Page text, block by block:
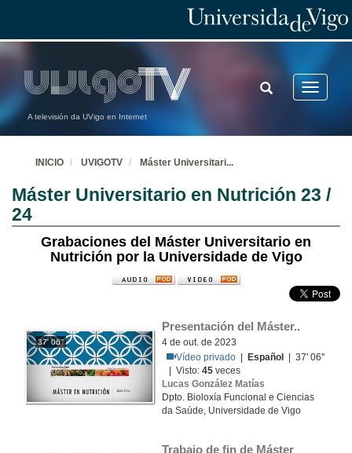
A televisión da UVigo en Internet
Toggle
TOGGLE
SEARCH
INICIO UVIGOTV Máster Universitari...
Máster Universitario en Nutrición 23 /
24
Grabaciones del Máster Universitario en
Nutrición por la Universidade de Vigo
37' 06''
Presentación del Máster..
4 de out. de 2023
Vídeo privado
Español
| 37' 06''
| Visto:45 veces
Lucas González Matías
Dpto. Bioloxía Funcional e Ciencias
da Saúde, Universidade de Vigo
Trabajo de fin de Máster